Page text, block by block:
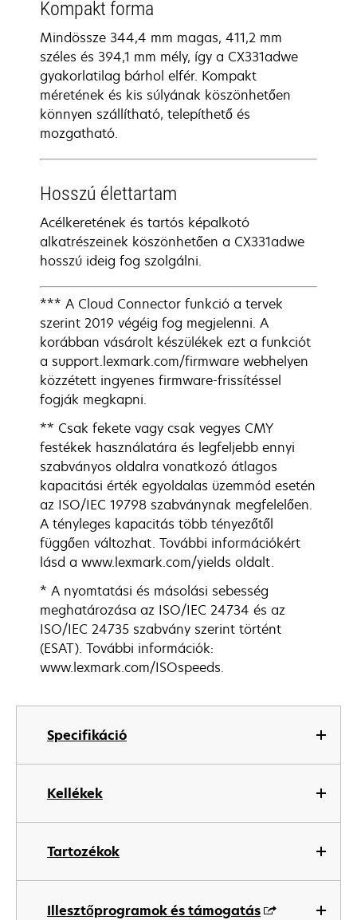
Specifikáció
Kellékek
Tartozékok
Illesztőprogramok és támogatás
Kompakt forma
Mindössze 344,4 mm magas, 411,2 mm
széles és 394,1 mm mély, így a CX331adwe
gyakorlatilag bárhol elfér. Kompakt
méretének és kis súlyának köszönhetően
könnyen szállítható, telepíthető és
mozgatható.
Hosszú élettartam
Acélkeretének és tartós képalkotó
alkatrészeinek köszönhetően a CX331adwe
hosszú ideig fog szolgálni.
*** A Cloud Connector funkció a tervek
szerint 2019 végéig fog megjelenni. A
korábban vásárolt készülékek ezt a funkciót
a support.lexmark.com/firmware webhelyen
közzétett ingyenes firmware-frissítéssel
fogják megkapni.
** Csak fekete vagy csak vegyes CMY
festékek használatára és legfeljebb ennyi
szabványos oldalra vonatkozó átlagos
kapacitási érték egyoldalas üzemmód esetén
az ISO/IEC 19798 szabványnak megfelelően.
A tényleges kapacitás több tényezőtől
függően változhat. További információkért
lásd a www.lexmark.com/yields oldalt.
* A nyomtatási és másolási sebesség
meghatározása az ISO/IEC 24734 és az
ISO/IEC 24735 szabvány szerint történt
(ESAT). További információk:
www.lexmark.com/ISOspeeds.